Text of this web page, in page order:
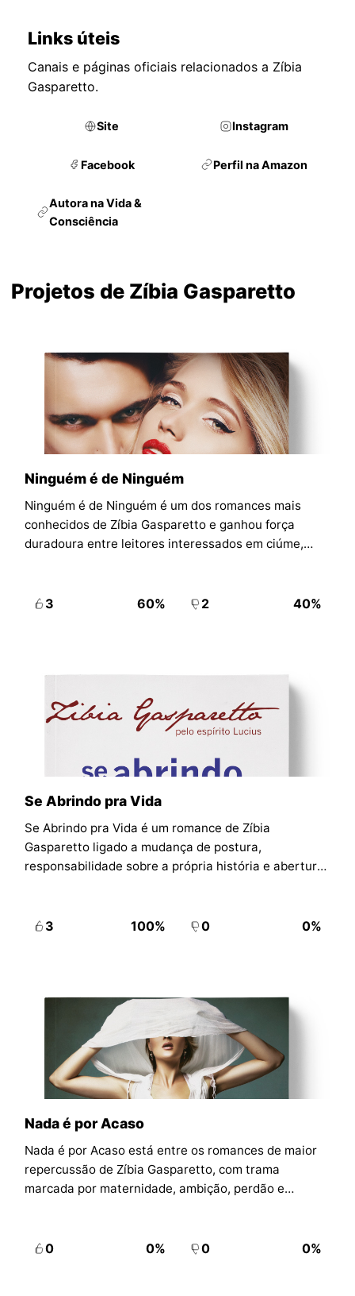
Links úteis
Canais e páginas oficiais relacionados a Zíbia
Gasparetto.
Site Instagram
Facebook Perfil na Amazon
Autora na Vida &
Consciência
Projetos de Zíbia Gasparetto
Ninguém é de Ninguém
Ninguém é de Ninguém é um dos romances mais
conhecidos de Zíbia Gasparetto e ganhou força
duradoura entre leitores interessados em ciúme,
3 60% 2 40%
Se Abrindo pra Vida
Se Abrindo pra Vida é um romance de Zíbia
Gasparetto ligado a mudança de postura,
responsabilidade sobre a própria história e abertura
3 100% 0 0%
Nada é por Acaso
Nada é por Acaso está entre os romances de maior
repercussão de Zíbia Gasparetto, com trama
marcada por maternidade, ambição, perdão e
0 0% 0 0%